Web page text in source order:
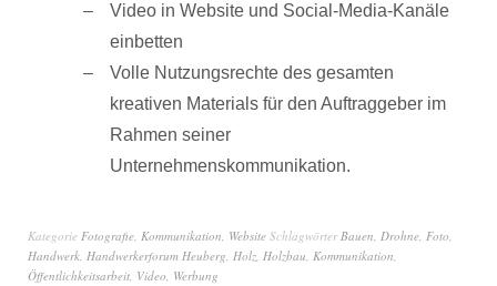
Video in Website und Social-Media-Kanäle
einbetten
Volle Nutzungsrechte des gesamten
kreativen Materials für den Auftraggeber im
Rahmen seiner
Unternehmenskommunikation.
Kategorie Fotografie, Kommunikation, Website SchlagwörterBauen, Drohne, Foto,
Handwerk, Handwerkerforum Heuberg, Holz, Holzbau, Kommunikation,
Öffentlichkeitsarbeit, Video, Werbung